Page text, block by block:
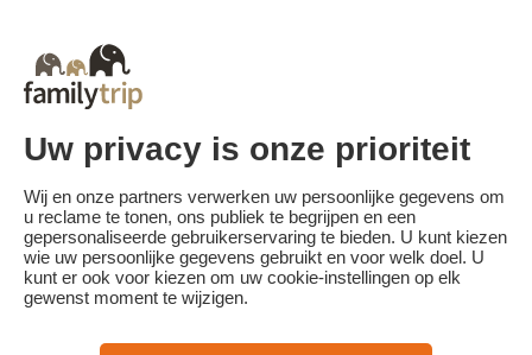
25% van de reissom wordt ingehouden.
- Annulering tussen 20 en 14 dagen voor aanvang van het verblijf:
50% van de reissom wordt ingehouden.
- Bij annulering tussen 13 en 8 dagen voor aanvang van het verblijf
wordt 75% van de totale reissom ingehouden.
- Annulering minder dan 7 dagen voor aanvang van het verblijf of
no-show: 100% van de reissom wordt ingehouden.
Familytrip raadt je aan een annuleringsverzekering af te sluiten bij
haar partner AREAS Assurances. Schrijf je in op het moment van de
boeking of binnen 24 uur na de boeking per telefoon.
Uw privacy is onze prioriteit
Wij en onze partners verwerken uw persoonlijke gegevens om
u reclame te tonen, ons publiek te begrijpen en een
gepersonaliseerde gebruikerservaring te bieden. U kunt kiezen
wie uw persoonlijke gegevens gebruikt en voor welk doel. U
kunt er ook voor kiezen om uw cookie-instellingen op elk
gewenst moment te wijzigen.